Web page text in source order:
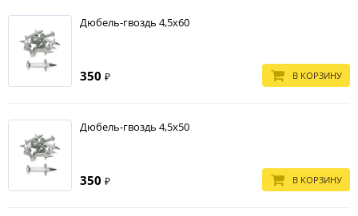
Дюбель-гвоздь 4,5х60
350 ₽ В КОРЗИНУ
Дюбель-гвоздь 4,5х50
350 ₽ В КОРЗИНУ